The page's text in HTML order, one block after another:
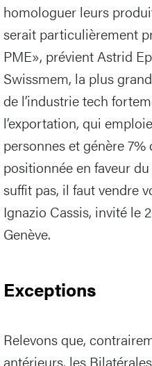
homologuer leurs
serait particulièrement
PME», prévient Astrid
Swissmem, la plus
de l’industrie tech
l’exportation, qui
personnes et génère 7%
positionnée en faveur
suffit pas, il faut vendre
Ignazio Cassis, invité le
Genève.
Exceptions
Relevons que,
antérieurs, les